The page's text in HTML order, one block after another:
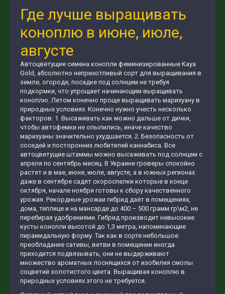
Где лучше выращивать
коноплю в июне, июле,
августе
Автоцветущие семена конопли феминизированные Kaya
Gold, абсолютно неприхотливый сорт для выращивания в
земле, огороде, посадке под солнцем не требуя
подкормки, что упрощает начинающим выращивать
коноплю. Летом конечно проще выращивать марихуану в
природных условиях. Конечно нужно учесть несколько
факторов: 1. Высаживать как можно дальше от дички,
чтобы автофемки не опылились, иначе качество
марихуаны значительно ухудшается. 2. Безопасность от
соседей и посторонних любителей каннабиса. Все
автоцветущие штаммы можно высаживать под солнцем с
апреля по сентябрь месяц. В Украине гроверы спокойно
растят и в мае, июне, июле, августе, а в южных регионах
даже в сентябре садят скороспелки которые в конце
октября, начале ноября готовы к сбору качественного
урожая. Рекордные урожаи гибрид даёт в помещениях,
дома, теплице и на мансарде до 400 – 500 грамм гр\м2, не
перебирая удобрениями. Гибрид производит невысокие
кусты конопли высотой до 1,3 метра, напоминающие
пирамидальную форму. Так как в сорте небольшое
преобладание сативы, ветви в помещении иногда
приходится подвязывать, они не выдерживают
множество ароматных лоснящихся от изобилия смолы
соцветий золотистого цвета. Выращивая коноплю в
природных условиях этого не требуется.